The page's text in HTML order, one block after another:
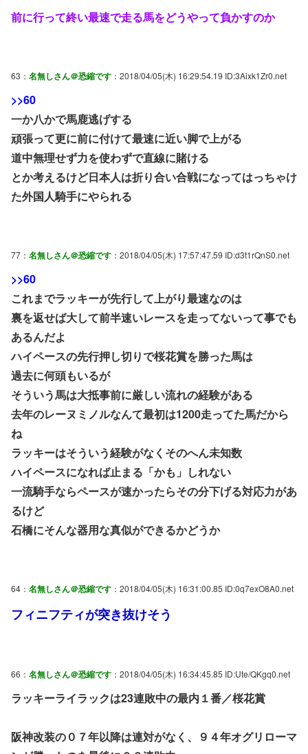
前に行って終い最速で走る馬をどうやって負かすのか
63： 名無しさん＠恐縮です ：2018/04/05(木) 16:29:54.19 ID:3Aixk1Zr0.net
>>60
一か八かで馬鹿逃げする
頑張って更に前に付けて最速に近い脚で上がる
道中無理せず力を使わずで直線に賭ける
とか考えるけど日本人は折り合い合戦になってはっちゃけ
た外国人騎手にやられる
77： 名無しさん＠恐縮です ：2018/04/05(木) 17:57:47.59 ID:d3t1rQnS0.net
>>60
これまでラッキーが先行して上がり最速なのは
裏を返せば大して前半速いレースを走ってないって事でも
あるんだよ
ハイペースの先行押し切りで桜花賞を勝った馬は
過去に何頭もいるが
そういう馬は大抵事前に厳しい流れの経験がある
去年のレーヌミノルなんて最初は1200走ってた馬だから
ね
ラッキーはそういう経験がなくそのへん未知数
ハイペースになれば止まる「かも」しれない
一流騎手ならペースが速かったらその分下げる対応力があ
るけど
石橋にそんな器用な真似ができるかどうか
64： 名無しさん＠恐縮です ：2018/04/05(木) 16:31:00.85 ID:0q7exO8A0.net
フィニフティが突き抜けそう
66： 名無しさん＠恐縮です ：2018/04/05(木) 16:34:45.85 ID:Ute/QKgq0.net
ラッキーライラックは23連敗中の最内１番／桜花賞
阪神改装の０７年以降は連対がなく、９４年オグリローマ